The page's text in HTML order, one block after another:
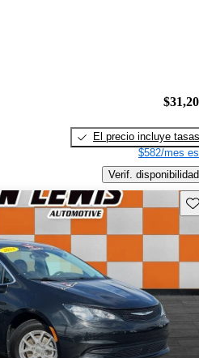
El precio incluye tasas
$582/mes
Verif. disponibilidad